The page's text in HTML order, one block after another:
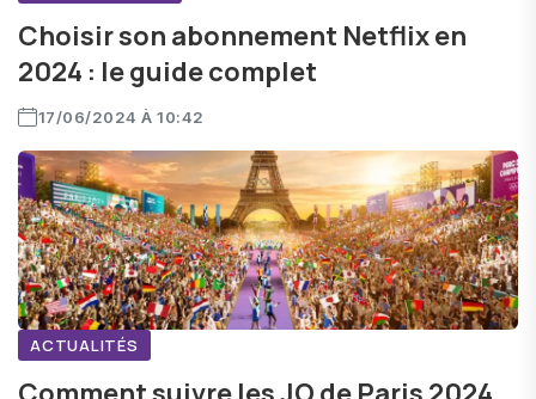
Choisir son abonnement Netflix en
2024 : le guide complet
17/06/2024 À 10:42
ACTUALITÉS